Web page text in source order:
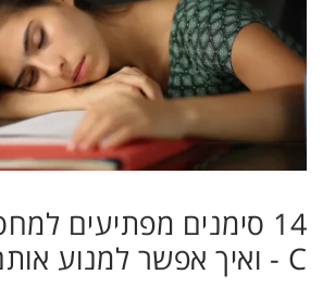
14 סימנים מפתיעים
C - ואיך אפשר למנוע אותם בקלות